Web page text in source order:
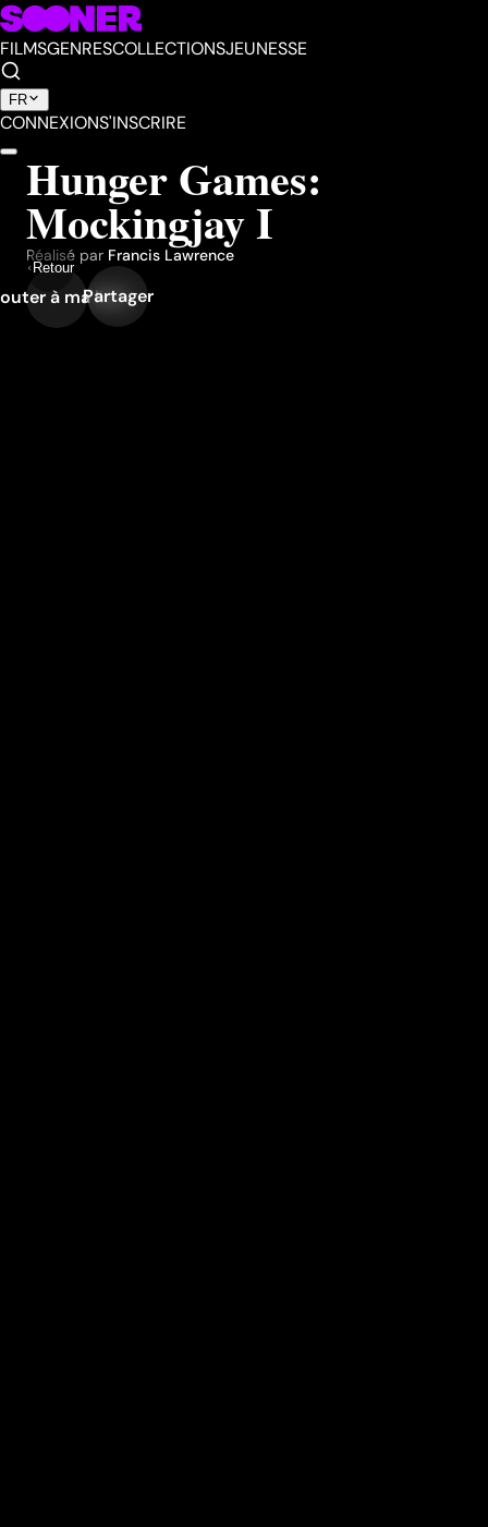
FILMSGENRESCOLLECTIONSJEUNESSE
FR
CONNEXIONS'INSCRIRE
Retour
Hunger Games:
Mockingjay I
Réalisé par Francis Lawrence
à ma liste
Partager